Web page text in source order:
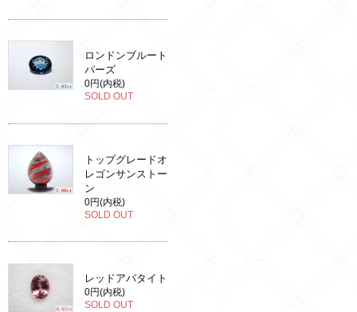
ロンドンブルート
パーズ
0円(内税)
SOLD OUT
トップグレードオ
レゴンサンストー
ン
0円(内税)
SOLD OUT
レッドアパタイト
0円(内税)
SOLD OUT